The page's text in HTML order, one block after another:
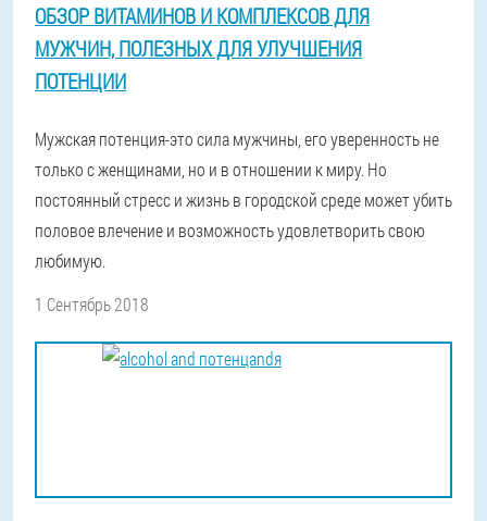
ОБЗОР ВИТАМИНОВ И КОМПЛЕКСОВ ДЛЯ
МУЖЧИН, ПОЛЕЗНЫХ ДЛЯ УЛУЧШЕНИЯ
ПОТЕНЦИИ
Мужская потенция-это сила мужчины, его уверенность не
только с женщинами, но и в отношении к миру. Но
постоянный стресс и жизнь в городской среде может убить
половое влечение и возможность удовлетворить свою
любимую.
1 Сентябрь 2018